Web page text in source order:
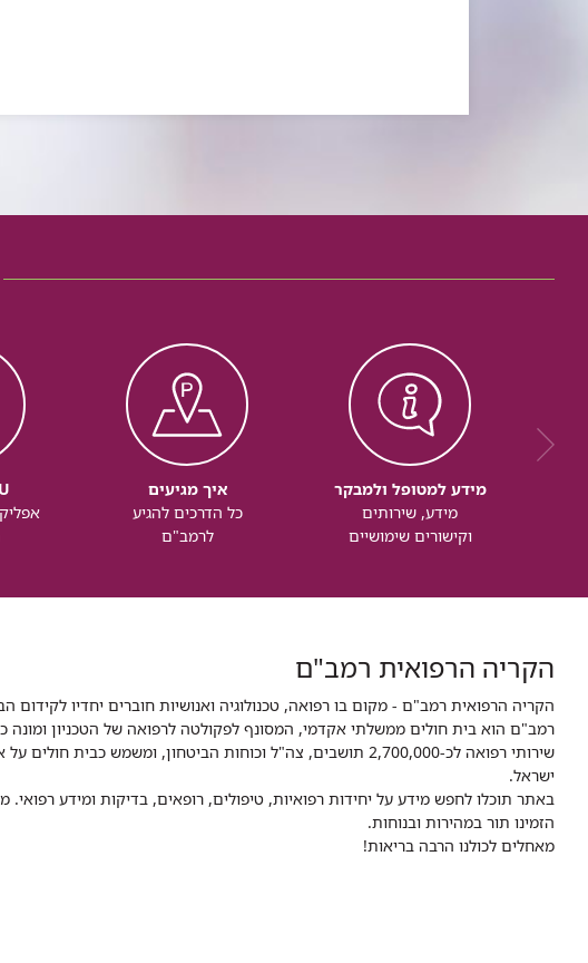
מידע למטופל ולמבקר
מידע, שירותים
וקישורים שימושיים
איך מגיעים
כל הדרכים להגיע
לרמב"ם
הקריה הרפואית רמב"ם
הקריה הרפואית רמב"ם - מקום בו רפואה, טכנולוגיה ואנושיות חוברים יחדיו לקידום
ישראל.
באתר תוכלו לחפש מידע על יחידות רפואיות, טיפולים, רופאים, בדיקות ומידע
הזמינו תור במהירות ובנוחות.
מאחלים לכולנו הרבה בריאות!